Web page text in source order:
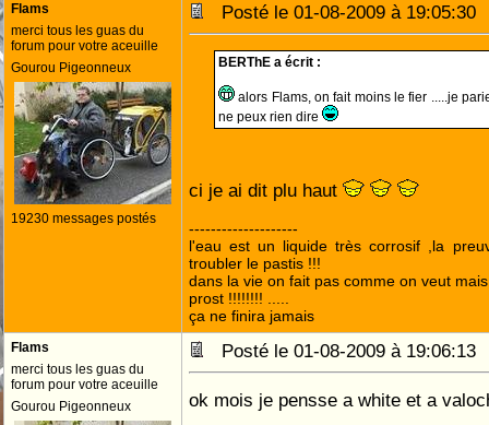
Flams
merci tous les guas du
forum pour votre aceuille
Gourou Pigeonneux
19230 messages postés
Posté le 01-08-2009 à
BERThE a écrit :
alors Flams, on fait moins le fier .....je
ne peux rien dire
ci je ai dit plu haut
--------------------
l'eau est un liquide très corrosif ,la
troubler le pastis !!!
dans la vie on fait pas comme on veut
prost !!!!!!!! .....
ça ne finira jamais
Flams
merci tous les guas du
forum pour votre aceuille
Gourou Pigeonneux
Posté le 01-08-2009 à
ok mois je pensse a white et a